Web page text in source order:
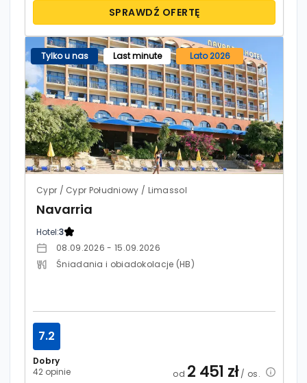
SPRAWDŹ OFERTĘ
Tylko u nas Last minute Lato 2026
Cypr / Cypr Południowy / Limassol
Navarria
Hotel:3
08.09.2026 - 15.09.2026
Śniadania i obiadokolacje (HB)
Dobry
42 opinie
7.2
od 2 451 zł/ os.